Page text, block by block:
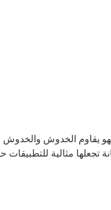
يقاوم الخدوش والخدوش